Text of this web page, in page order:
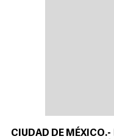
CIUDAD DE MÉXICO.-